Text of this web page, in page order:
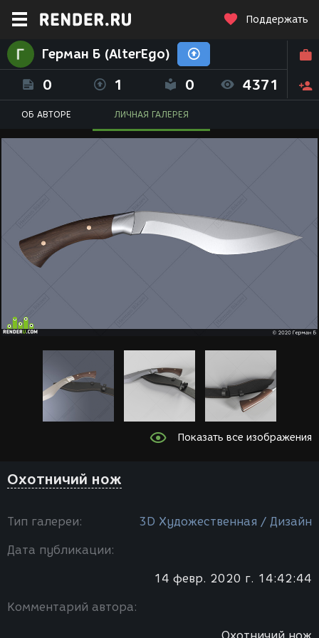
Поддержать
Герман Б (AlterEgo)
0 1 0 4371
ОБ АВТОРЕ ЛИЧНАЯ ГАЛЕРЕЯ
Показать все изображения
Охотничий нож
Тип галереи: 3D Художественная / Дизайн
Дата публикации:
14 февр. 2020 г. 14:42:44
Комментарий автора: